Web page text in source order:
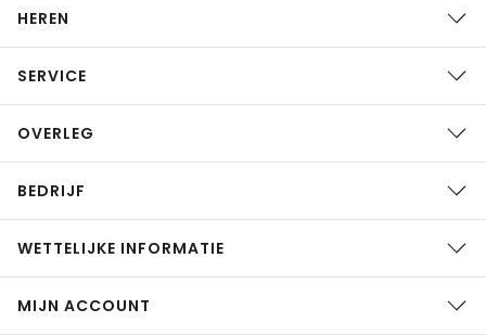
HEREN
SERVICE
OVERLEG
BEDRIJF
WETTELIJKE INFORMATIE
MIJN ACCOUNT